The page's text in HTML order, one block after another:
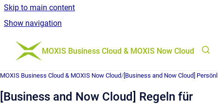
Skip to main content
Show navigation
Go to homepage
MOXIS Business Cloud & MOXIS Now Cloud
MOXIS Business Cloud & MOXIS Now Cloud/ [Business and Now Cloud]
[Business and Now Cloud] Regeln für